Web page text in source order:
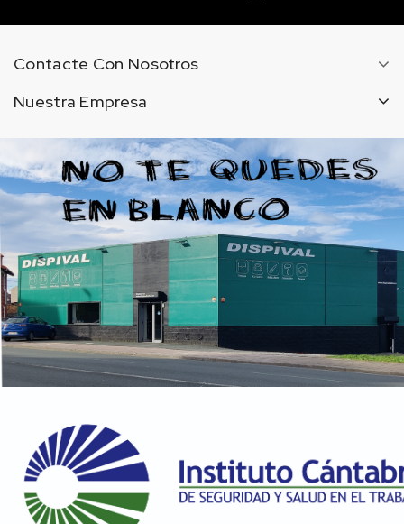
Contacte Con Nosotros
Nuestra Empresa